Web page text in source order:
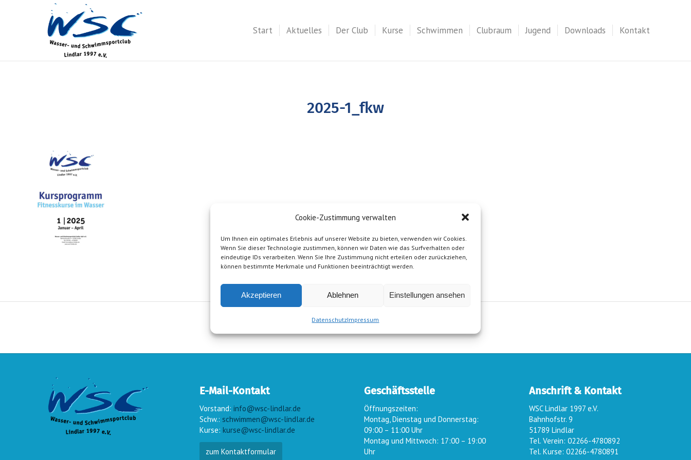
Cookie-Zustimmung verwalten
Um Ihnen ein optimales Erlebnis auf unserer Website zu bieten, verwenden wir Cookies.
Wenn Sie dieser Technologie zustimmen, können wir Daten wie das Surfverhalten oder
eindeutige IDs verarbeiten. Wenn Sie Ihre Zustimmung nicht erteilen oder zurückziehen,
können bestimmte Merkmale und Funktionen beeinträchtigt werden.
Akzeptieren Ablehnen Einstellungen ansehen
DatenschutzImpressum
Start Aktuelles Der Club Kurse Schwimmen Clubraum Jugend Downloads Kontakt
2025-1_fkw
E-Mail-Kontakt
Vorstand: info@wsc-lindlar.de
Schw.: schwimmen@wsc-lindlar.de
Kurse: kurse@wsc-lindlar.de
zum Kontaktformular
Geschäftsstelle
Öffnungszeiten:
Montag, Dienstag und Donnerstag:
09:00 – 11:00 Uhr
Montag und Mittwoch: 17:00 – 19:00
Uhr
Anschrift & Kontakt
WSC Lindlar 1997 e.V.
Bahnhofstr. 9
51789 Lindlar
Tel. Verein: 02266-4780892
Tel. Kurse: 02266-4780891